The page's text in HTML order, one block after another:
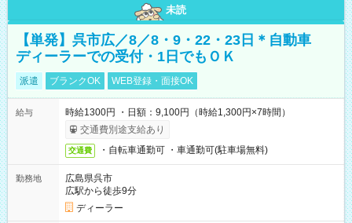
未読
【単発】呉市広／8／8・9・22・23日＊自動車
ディーラーでの受付・1日でもＯＫ
派遣 ブランクOK WEB登録・面接OK
給与
時給1300円 ・日額：9,100円（時給1,300円×7時間）
交通費別途支給あり
交通費 ・自転車通勤可 ・車通勤可(駐車場無料)
勤務地
広島県呉市
広駅から徒歩9分
ディーラー